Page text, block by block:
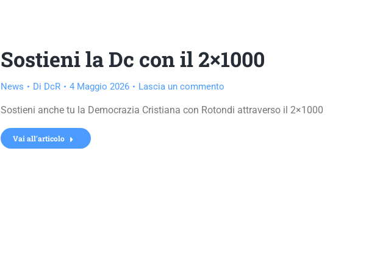
Sostieni la Dc con il 2×1000
News Di DcR 4 Maggio 2026 Lascia un commento
Sostieni anche tu la Democrazia Cristiana con Rotondi attraverso il 2×1000
Vai all'articolo